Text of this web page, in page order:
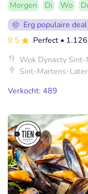
Morgen Di Wo
Erg populaire deal
9.5
Perfect •
Wok Dynasty
Sint-Martens-
Verkocht: 489